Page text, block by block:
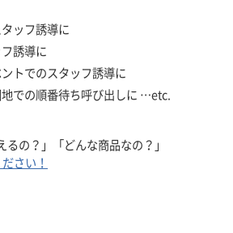
ッフ誘導に
誘導に
トでのスタッフ誘導に
での順番待ち呼び出しに …etc.
るの？」「どんな商品なの？」
さい！